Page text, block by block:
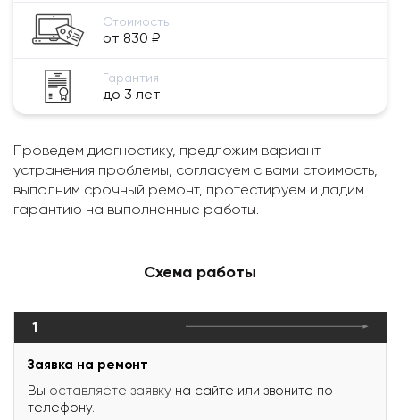
Стоимость
от 830 ₽
Гарантия
до 3 лет
Проведем диагностику, предложим вариант
устранения проблемы, согласуем с вами стоимость,
выполним срочный ремонт, протестируем и дадим
гарантию на выполненные работы.
Схема работы
1
Заявка на ремонт
Вы оставляете заявку на сайте или звоните по
телефону.